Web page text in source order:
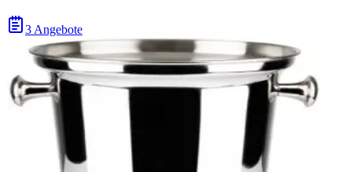
3 Angebote